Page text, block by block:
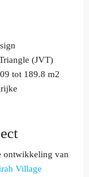
(JVT)
tot 189.8 m2
ontwikkeling van
Village